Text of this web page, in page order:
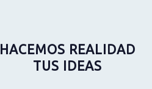
HACEMOS REALIDAD
TUS IDEAS